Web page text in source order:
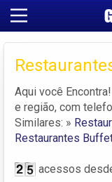
Aqui você
e região, com
Similares: »
Restaurantes
acessos